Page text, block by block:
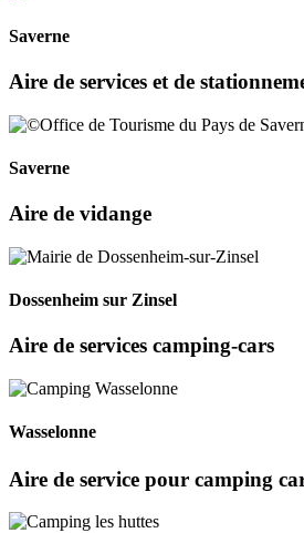
Saverne
Aire de services et de
Saverne
Aire de vidange
Dossenheim sur Zinsel
Aire de services camping-cars
Wasselonne
Aire de service pour camping